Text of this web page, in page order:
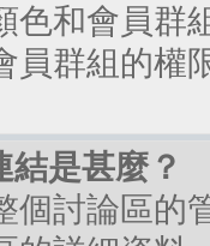
色和會員群
員群組的權
是甚麼？
個討論區的